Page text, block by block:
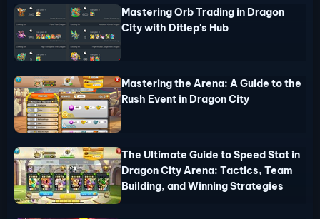
Mastering Orb Trading in Dragon
City with Ditlep's Hub
Mastering the Arena: A Guide to the
Rush Event in Dragon City
The Ultimate Guide to Speed Stat in
Dragon City Arena: Tactics, Team
Building, and Winning Strategies